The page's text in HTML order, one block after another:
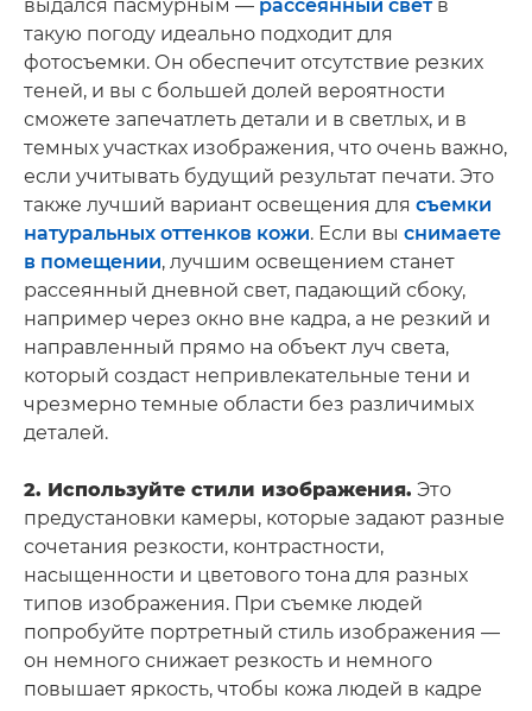
выдался пасмурным — рассеянный светв
такую погоду идеально подходит для
фотосъемки. Он обеспечит отсутствие резких
теней, и вы с большей долей вероятности
сможете запечатлеть детали и в светлых, и в
темных участках изображения, что очень важно,
если учитывать будущий результат печати. Это
также лучший вариант освещения для съемки
натуральных оттенков кожи. Если вы снимаете
в помещении, лучшим освещением станет
рассеянный дневной свет, падающий сбоку,
например через окно вне кадра, а не резкий и
направленный прямо на объект луч света,
который создаст непривлекательные тени и
чрезмерно темные области без различимых
деталей.
2. Используйте стили изображения. Это
предустановки камеры, которые задают разные
сочетания резкости, контрастности,
насыщенности и цветового тона для разных
типов изображения. При съемке людей
попробуйте портретный стиль изображения —
он немного снижает резкость и немного
повышает яркость, чтобы кожа людей в кадре